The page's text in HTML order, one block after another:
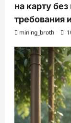
на карту
требования
mining_broth